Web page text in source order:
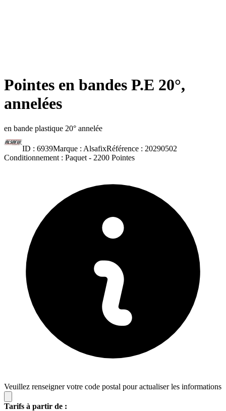
Pointes en bandes P.E 20°,
annelées
en bande plastique 20° annelée
ID : 6939Marque : AlsafixRéférence : 20290502
Conditionnement : Paquet - 2200 Pointes
Veuillez renseigner votre code postal pour actualiser les informations
Tarifs à partir de :